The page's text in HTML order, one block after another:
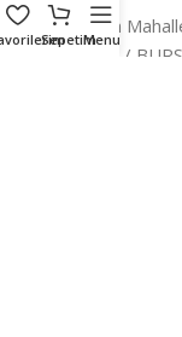
Adres:Reyhan
/ a Osmangazi /
SepetimMenu